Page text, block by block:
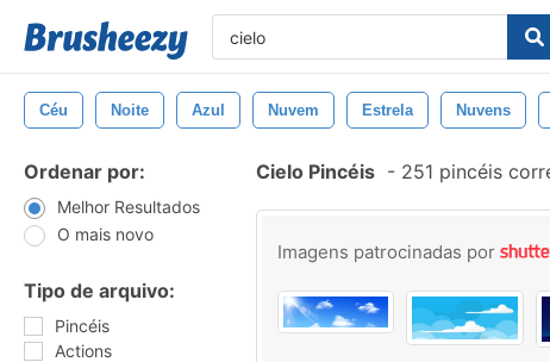
Céu Noite Azul Nuvem Estrela Nuvens
Ordenar por:
Melhor Resultados
O mais novo
Tipo de arquivo:
Pincéis
Actions
Cielo Pincéis - 251 pincéis
Imagens patrocinadas por